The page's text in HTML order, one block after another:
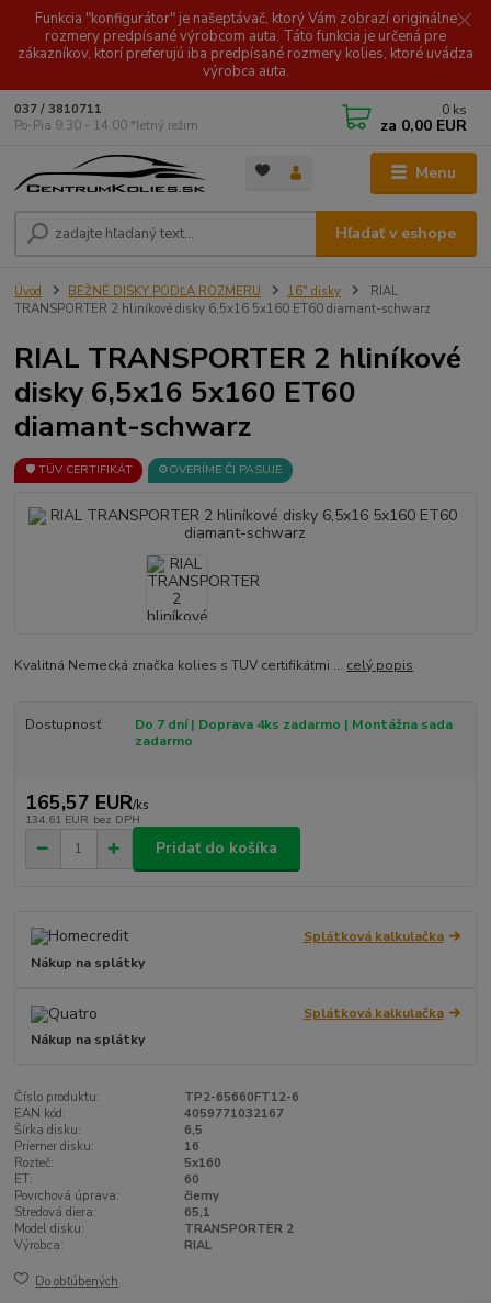
Funkcia "konfigurátor" je našeptávač, ktorý Vám zobrazí originálne
rozmery predpísané výrobcom auta. Táto funkcia je určená pre
zákazníkov, ktorí preferujú iba predpísané rozmery kolies, ktoré uvádza
výrobca auta.
Menu
Hľadať v eshope
037 / 3810711
Po-Pia 9.30 - 14.00 *letný režim
0 ks
za 0,00 EUR
Úvod BEŽNÉ DISKY PODĽA ROZMERU 16" disky
RIAL
TRANSPORTER 2 hliníkové disky 6,5x16 5x160 ET60 diamant-schwarz
RIAL TRANSPORTER 2 hliníkové
disky 6,5x16 5x160 ET60
diamant-schwarz
🛡️ TÜV CERTIFIKÁT ⚙️OVERÍME ČI PASUJE
Kvalitná Nemecká značka kolies s TUV certifikátmi ... celý popis
Dostupnosť
Do 7 dní | Doprava 4ks zadarmo | Montážna sada
zadarmo
165,57 EUR/ks
134,61 EUR bez DPH
Pridať do košíka
Splátková kalkulačka
Nákup na splátky
Splátková kalkulačka
Nákup na splátky
Číslo produktu:
TP2-65660FT12-6
EAN kód:
4059771032167
Šírka disku:
6,5
Priemer disku:
16
Rozteč:
5x160
ET:
60
Povrchová úprava:
čierny
Stredová diera:
65,1
Model disku:
TRANSPORTER 2
Výrobca:
RIAL
Do obľúbených